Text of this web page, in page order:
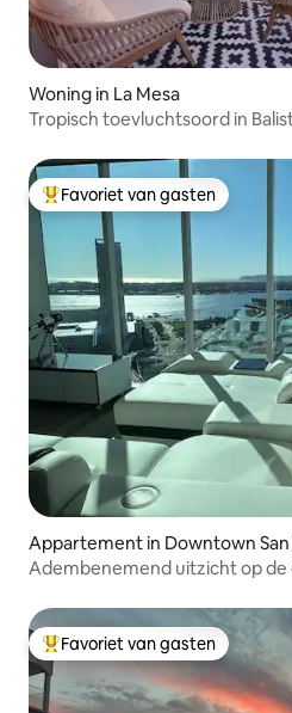
Woning in La Mesa
Tropisch toevluchtsoord in
Topfavoriet van gasten
Favoriet van gasten
Appartement in Downtown
Adembenemend uitzicht op de
Topfavoriet van gasten
Favoriet van gasten